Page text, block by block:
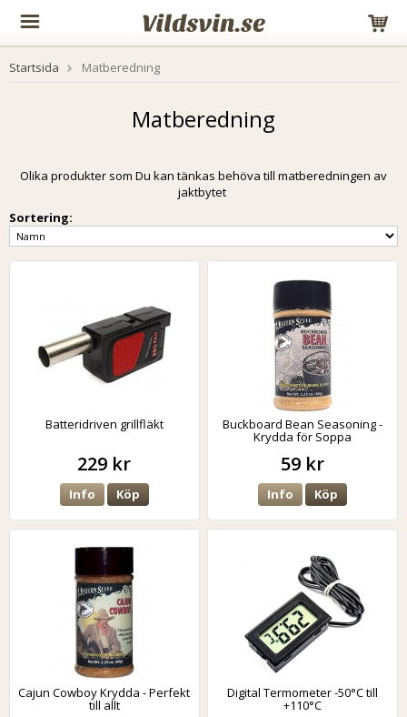
Startsida Matberedning
Matberedning
Olika produkter som Du kan tänkas behöva till matberedningen av
jaktbytet
Sortering:
Batteridriven grillfläkt
229 kr
Info Köp
Buckboard Bean Seasoning -
Krydda för Soppa
59 kr
Info Köp
Cajun Cowboy Krydda - Perfekt
till allt
Digital Termometer -50°C till
+110°C